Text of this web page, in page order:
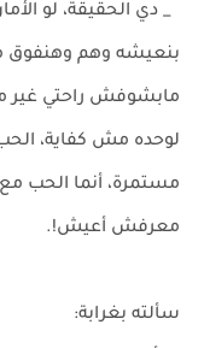
_ دي الحقيقة، لو
بنعيشه وهم وهنفوق
مابشوفش راحتي غير
لوحده مش كفاية،
مستمرة، أنما الحب مع
معرفش أعيش!.
سألته بغرابة: